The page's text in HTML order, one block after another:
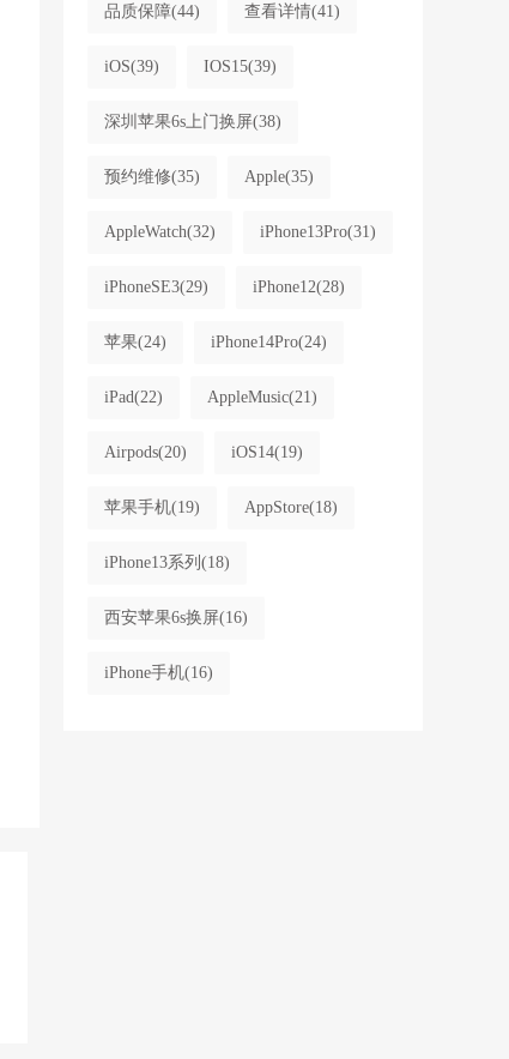
品质保障(44) 查看详情(41)
iOS(39) IOS15(39)
深圳苹果6s上门换屏(38)
预约维修(35) Apple(35)
AppleWatch(32) iPhone13Pro(31)
iPhoneSE3(29) iPhone12(28)
苹果(24) iPhone14Pro(24)
iPad(22) AppleMusic(21)
Airpods(20) iOS14(19)
苹果手机(19) AppStore(18)
iPhone13系列 (18)
西安苹果6s换屏(16)
iPhone手机(16)